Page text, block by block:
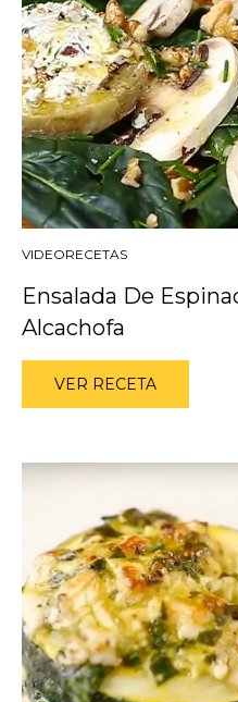
VIDEORECETAS
Ensalada De
Alcachofa
VER RECETA